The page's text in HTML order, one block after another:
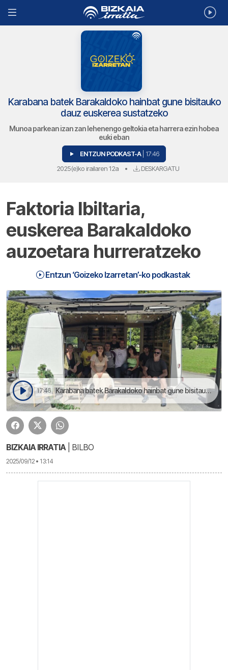
Karabana batek Barakaldoko hainbat gune bisitauko
dauz euskerea sustatzeko
Munoa parkean izan zan lehenengo geltokia eta harrera ezin hobea
euki eban
ENTZUN PODKAST-A | 17:46
2025(e)ko irailaren 12a • DESKARGATU
Faktoria Ibiltaria,
euskerea Barakaldoko
auzoetara hurreratzeko
Entzun ‘Goizeko Izarretan’-ko podkastak
17:46 Karabana batek Barakaldoko hainbat gune bisitauko dauz euskerea sustatzeko | Goizeko Izarretan
BIZKAIA IRRATIA| BILBO
2025/09/12 • 13:14